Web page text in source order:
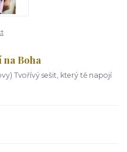
Boha
Tvořívý sešit, který tě napojí